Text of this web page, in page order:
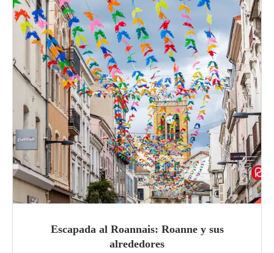
Escapada al Roannais: Roanne y sus
alrededores